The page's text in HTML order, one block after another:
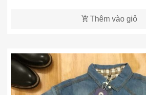
Thêm vào giỏ